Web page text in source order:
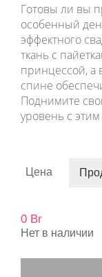
Готовы ли вы
особенный
эффектного
ткань с
принцессой, а
спине
Поднимите
уровень с
Цена
0 Br
Нет в наличии